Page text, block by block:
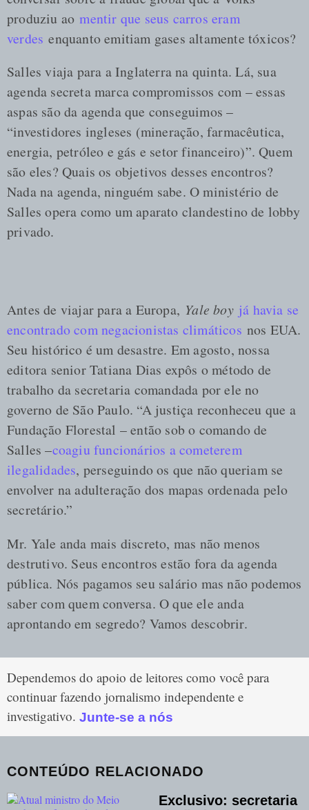
produziu aomentir que seus carros eram
verdes enquanto emitiam gases altamente tóxicos?
Salles viaja para a Inglaterra na quinta. Lá, sua
agenda secreta marca compromissos com – essas
aspas são da agenda que conseguimos –
“investidores ingleses (mineração, farmacêutica,
energia, petróleo e gás e setor financeiro)”. Quem
são eles? Quais os objetivos desses encontros?
Nada na agenda, ninguém sabe. O ministério de
Salles opera como um aparato clandestino de lobby
privado.
Antes de viajar para a Europa, Yale boy já havia se
encontrado com negacionistas climáticos nos EUA.
Seu histórico é um desastre. Em agosto, nossa
editora senior Tatiana Dias expôs o método de
trabalho da secretaria comandada por ele no
governo de São Paulo. “A justiça reconheceu que a
Fundação Florestal – então sob o comando de
Salles –coagiu funcionários a cometerem
ilegalidades, perseguindo os que não queriam se
envolver na adulteração dos mapas ordenada pelo
secretário.”
Mr. Yale anda mais discreto, mas não menos
destrutivo. Seus encontros estão fora da agenda
pública. Nós pagamos seu salário mas não podemos
saber com quem conversa. O que ele anda
aprontando em segredo? Vamos descobrir.
Dependemos do apoio de leitores como você para
continuar fazendo jornalismo independente e
investigativo. Junte-se a nós
CONTEÚDO RELACIONADO
Exclusivo: secretaria